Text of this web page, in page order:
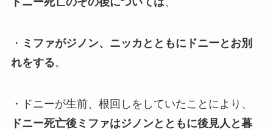
・ ミファがジノン、ニッカとともにドニーとお別
れをする。
・ドニーが生前、根回しをしていたことにより、
ドニー死亡後ミファはジノンとともに後見人と暮